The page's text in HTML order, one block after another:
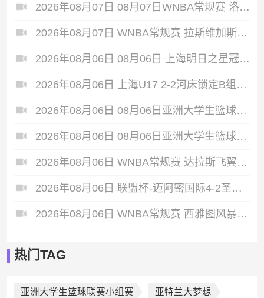
2026年08月07日 08月07日WNBA常规赛 洛杉矶火花 89 - 82 明尼苏达山猫 全场集锦
2026年08月07日 WNBA常规赛 拉斯维加斯王牌 86 - 84 印第安纳狂热 全场集锦
2026年08月06日 08月06日 上海明日之星冠军杯小组赛A组第3轮 中国男足U17vs拜耳04勒沃库森U17 进球
2026年08月06日 上海U17 2-2河床锁定B组第1 吕孟洋点射阿布力米破门 将战A组第2
2026年08月06日 08月06日亚洲大学生篮球联赛8强赛 北京大学 77 - 79 上海交通大学 集锦
2026年08月06日 08月06日亚洲大学生篮球联赛8强赛 延世大学 67 - 72 政治大学 集锦
2026年08月06日 WNBA常规赛 达拉斯飞翼 92 - 96 华盛顿神秘人 全场集锦
2026年08月06日 联盟杯-迈阿密国际4-2圣路易斯 梅西2射1传 阿伦助攻戴帽
2026年08月06日 WNBA常规赛 西雅图风暴 86 - 92 纽约自由人 全场集锦
热门TAG
亚洲大学生篮球联赛小组赛 亚特兰大梦想